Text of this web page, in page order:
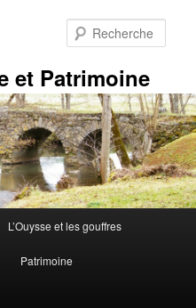
et Patrimoine
L’Ouysse et les gouffres
Patrimoine